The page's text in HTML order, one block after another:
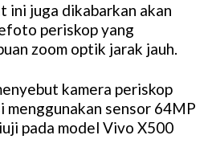
ini juga dikabarkan akan
periskop yang
zoom optik jarak jauh.
kamera periskop
sensor 64MP
pada model Vivo X500